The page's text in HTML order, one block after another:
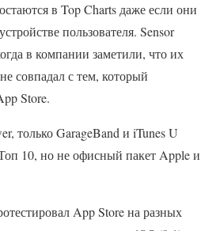
в Top Charts даже если они
пользователя. Sensor
в компании заметили, что их
совпадал с тем, который
Store.
только GarageBand и iTunes U
10, но не офисный пакет Apple и
App Store на разных